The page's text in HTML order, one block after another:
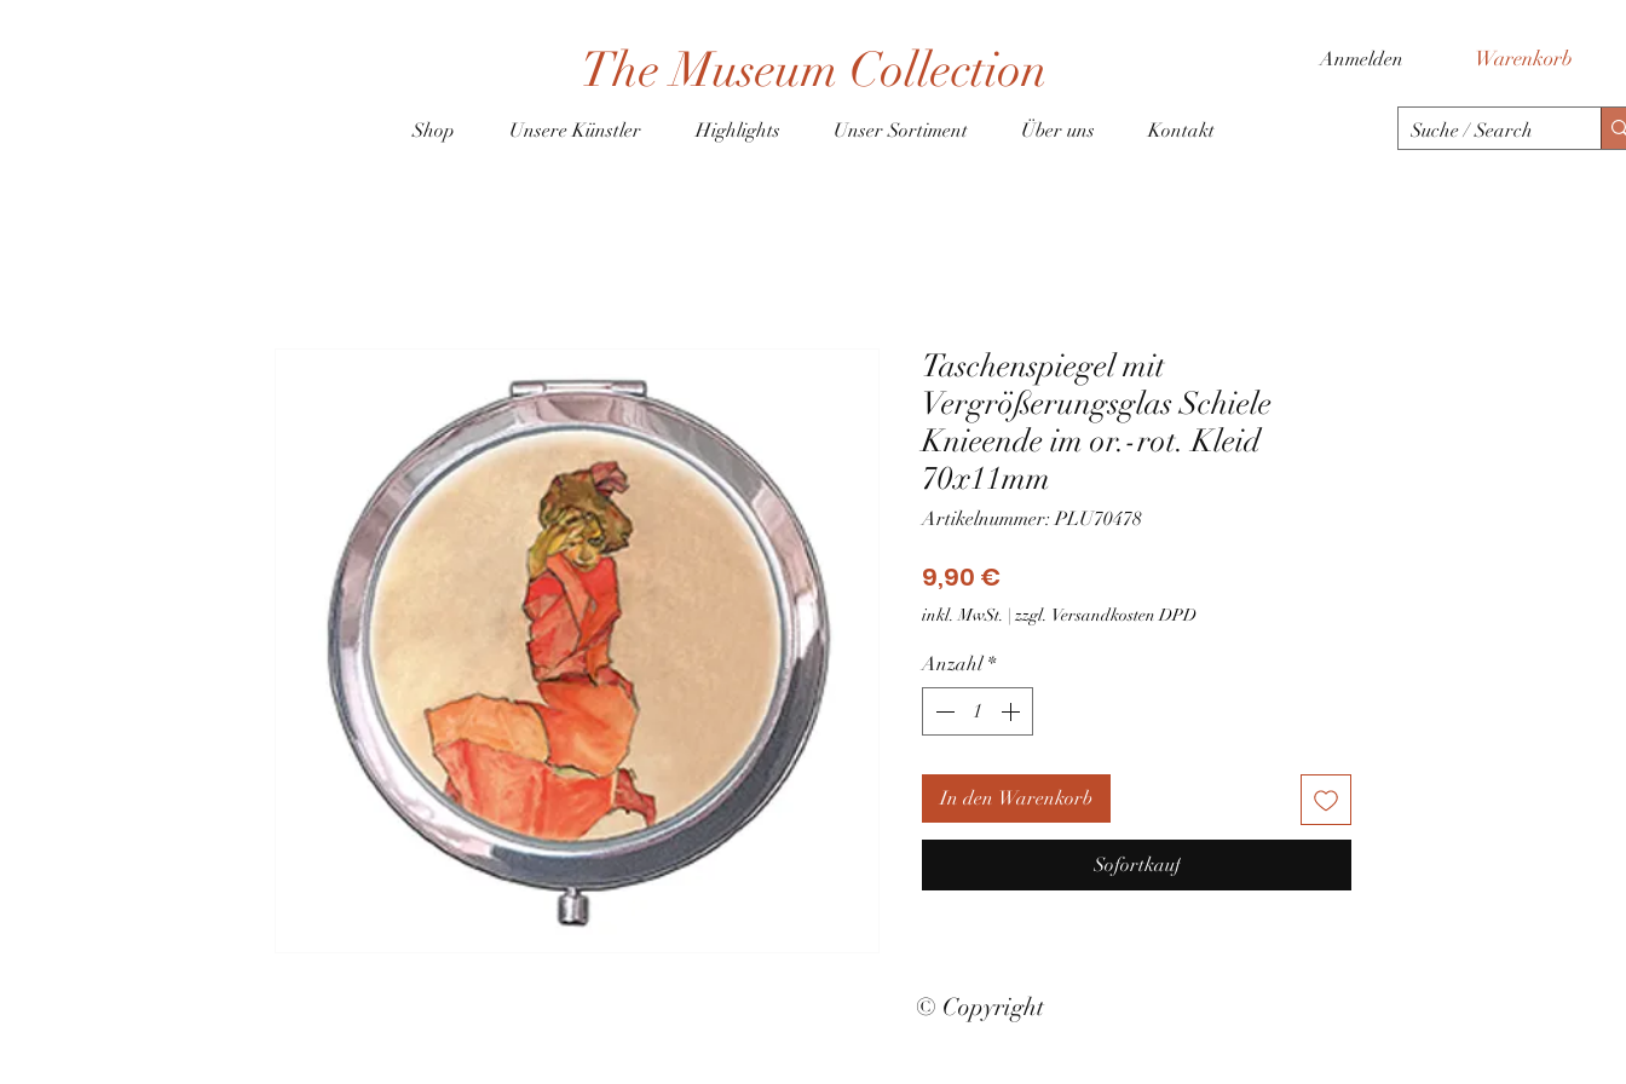
Warenkorb
Anmelden
The Museum Collection
Shop Unsere Künstler Highlights Unser Sortiment Über uns Kontakt
Taschenspiegel mit
Vergrößerungsglas Schiele
Knieende im or.-rot. Kleid
70x11mm
Artikelnummer: PLU70478
9,90 €
inkl. MwSt. | zzgl. Versandkosten DPD
Anzahl *
In den Warenkorb
Sofortkauf
© Copyright